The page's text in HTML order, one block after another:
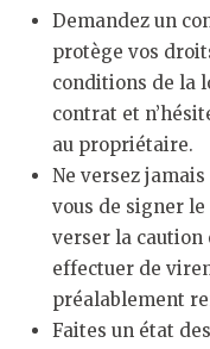
Demandez un
protège vos
conditions de la
contrat et
au propriétaire.
Ne versez
vous de signer
verser la caution
effectuer de
préalablement
Faites un état